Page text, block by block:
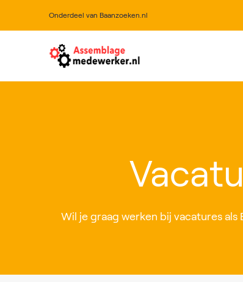
Onderdeel van Baanzoeken.nl
Wil je graag werken bij vacatures